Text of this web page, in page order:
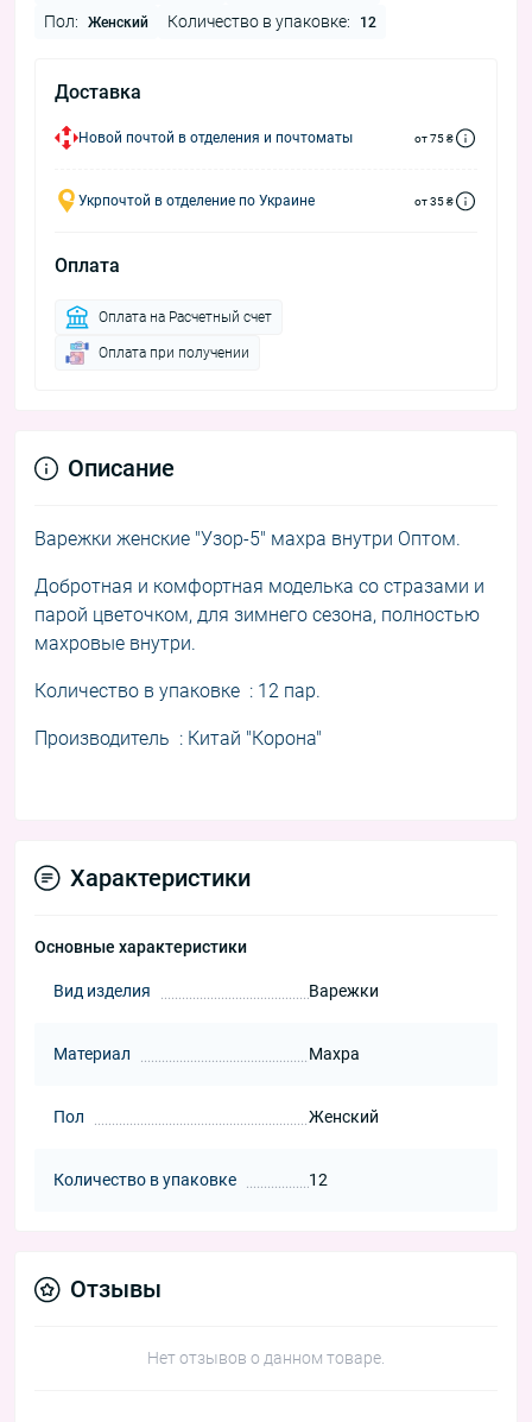
Пол: Женский Количество в упаковке: 12
Доставка
Новой почтой в отделения и почтоматы от 75 ₴
Укрпочтой в отделение по Украине от 35 ₴
Оплата
Оплата на Расчетный счет
Оплата при получении
Описание
Варежки женские "Узор-5" махра внутри Оптом.
Добротная и комфортная моделька со стразами и
парой цветочком, для зимнего сезона, полностью
махровые внутри.
Количество в упаковке : 12 пар.
Производитель : Китай "Корона"
Характеристики
Основные характеристики
Вид изделия Варежки
Материал Махра
Пол Женский
Количество в упаковке 12
Отзывы
Нет отзывов о данном товаре.